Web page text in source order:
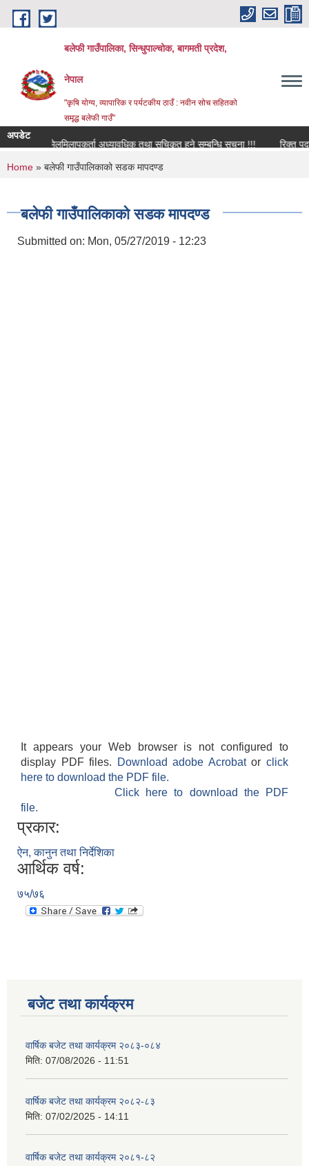
Skip to main content
बलेफी गाउँपालिका, सिन्धुपाल्चोक, बागमती प्रदेश,
नेपाल
"कृषि योग्य, व्यापारिक र पर्यटकीय ठाउँ : नवीन सोच सहितको
समृद्ध बलेफी गाउँ"
अपडेट
मेलमिलापकर्ता अध्यावधिक तथा सूचिकृत हुने सम्बन्धि सूचना !!!
रिक्त पदमा
You are here
Home » बलेफी गाउँपालिकाको सडक मापदण्ड
बलेफी गाउँपालिकाको सडक मापदण्ड
Submitted on: Mon, 05/27/2019 - 12:23
It appears your Web browser is not configured to
display PDF files.
Download adobe Acrobatorclick
here to download the PDF file.
Click here to download the PDF
file.
प्रकार:
ऐन, कानुन तथा निर्देशिका
आर्थिक वर्ष:
७५/७६
बजेट तथा कार्यक्रम
वार्षिक बजेट तथा कार्यक्रम २०८३-०८४
मिति: 07/08/2026 - 11:51
वार्षिक बजेट तथा कार्यक्रम २०८२-८३
मिति: 07/02/2025 - 14:11
वार्षिक बजेट तथा कार्यक्रम २०८१-८२